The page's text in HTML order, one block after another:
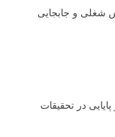
شغلی و جابجایی
در تحقیقات